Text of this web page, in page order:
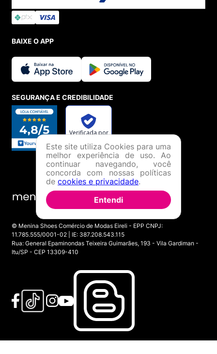
BAIXE O APP
SEGURANÇA E CREDIBILIDADE
© Menina Shoes Comércio de Modas Eireli - EPP CNPJ:
11.785.555/0001-02 | IE: 387.208.543.115
Rua: General Epaminondas Teixeira Guimarães, 193 - Vila Gardiman -
Itu/SP - CEP 13309-410
Este site utiliza Cookies para uma
melhor experiência de uso. Ao
continuar navegando, você
concorda com nossas políticas
de cookies e privacidade.
Entendi